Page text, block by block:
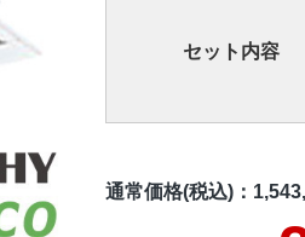
セット内容
通常価格(税込)：